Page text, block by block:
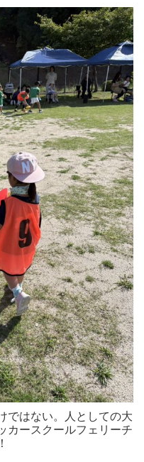
ではない。人としての大
カースクールフェリーチ